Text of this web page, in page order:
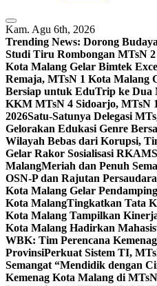
Kam. Agu 6th, 2026
Trending News: Dorong
Studi Tiru Rombongan MTsN
Kota Malang Gelar Bimtek
Remaja, MTsN 1 Kota Malang
Bersiap untuk EduTrip ke Dua
KKM MTsN 4 Sidoarjo, MTsN
2026Satu-Satunya Delegasi
Gelorakan Edukasi Genre
Wilayah Bebas dari Korupsi,
Gelar Rakor Sosialisasi RKAM
MalangMeriah dan Penuh
OSN-P dan Rajutan
Kota Malang Gelar
Kota MalangTingkatkan Tata
Kota Malang Tampilkan
Kota Malang Hadirkan
WBK: Tim Perencana
ProvinsiPerkuat Sistem TI,
Semangat “Mendidik dengan
Kemenag Kota Malang di